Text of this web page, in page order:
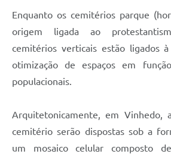
Enquanto os cemitérios parque
origem ligada ao
cemitérios verticais estão ligados
otimização de espaços em
populacionais.
Arquitetonicamente, em Vinhedo,
cemitério serão dispostas sob a
um mosaico celular composto